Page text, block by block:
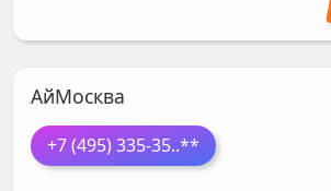
АйМосква
+7 (495) 335-35..**